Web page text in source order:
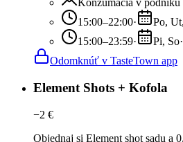
Konzumácia v podniku
15:00–22:00· Po,
15:00–23:59· Pi, So·
Odomknúť v TasteTown app
Element Shots + Kofola
−2 €
Objednaj si Element shot sadu a